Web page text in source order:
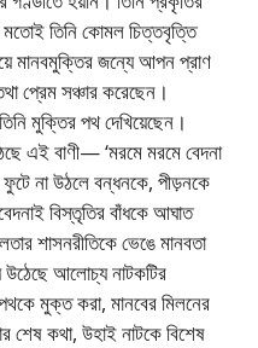
মতোই তিনি কোমল চিত্তবৃত্তি
মানবমুক্তির জন্যে আপন প্রাণ
প্রেম সঞ্চার করেছেন।
মুক্তির পথ দেখিয়েছেন।
এই বাণী— ‘মরমে মরমে বেদনা
ফুটে না উঠলে বন্ধনকে, পীড়নকে
বিস্তৃতির বাঁধকে আঘাত
শাসনরীতিকে ভেঙে মানবতা
উঠেছে আলোচ্য নাটকটির
মুক্ত করা, মানবের মিলনের
শেষ কথা, উহাই নাটকে বিশেষ